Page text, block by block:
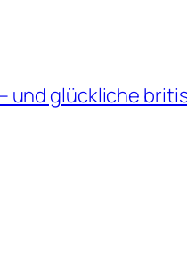
und glückliche